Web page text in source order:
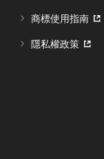
商標使用指南
隱私權政策